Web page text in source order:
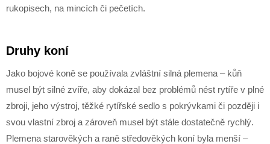
rukopisech, na mincích či pečetích.
Druhy koní
Jako bojové koně se používala zvláštní silná plemena – kůň
musel být silné zvíře, aby dokázal bez problémů nést rytíře v plné
zbroji, jeho výstroj, těžké rytířské sedlo s pokrývkami či později i
svou vlastní zbroj a zároveň musel být stále dostatečně rychlý.
Plemena starověkých a raně středověkých koní byla menší –